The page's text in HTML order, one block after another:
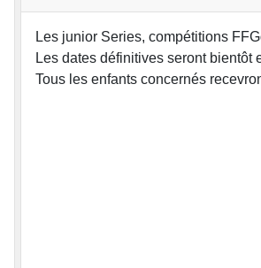
Les junior Series, compétitions
Les dates définitives seront bientôt
Tous les enfants concernés